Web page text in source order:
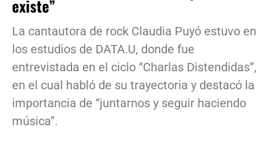
existe”
La cantautora de rock Claudia Puyó estuvo en
los estudios de DATA.U, donde fue
entrevistada en el ciclo “Charlas Distendidas”,
en el cual habló de su trayectoria y destacó la
importancia de “juntarnos y seguir haciendo
música”.